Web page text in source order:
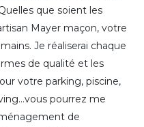
que soient les
Mayer maçon, votre
Je réaliserai chaque
de qualité et les
votre parking, piscine,
pourrez me
de